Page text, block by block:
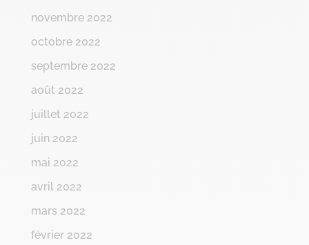
novembre 2022
octobre 2022
septembre 2022
août 2022
juillet 2022
juin 2022
mai 2022
avril 2022
mars 2022
février 2022